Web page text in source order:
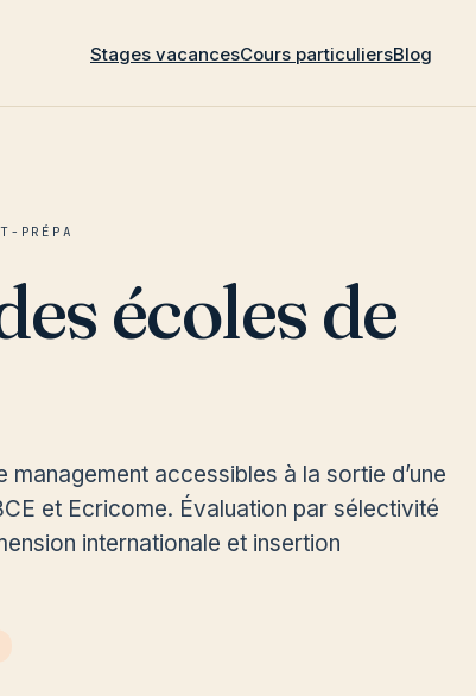
Stages vacancesCours particuliersBlog
PRÉPA
écoles de
accessibles à la sortie d’une
et Ecricome. Évaluation par sélectivité
internationale et insertion